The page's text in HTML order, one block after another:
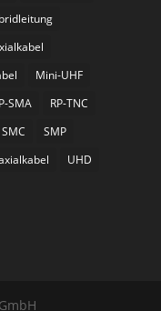
Mini-UHF
SMA
RP-TNC
SMC
SMP
UHD